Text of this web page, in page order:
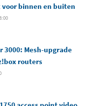
voor binnen en buiten
3000: Mesh-upgrade
routers